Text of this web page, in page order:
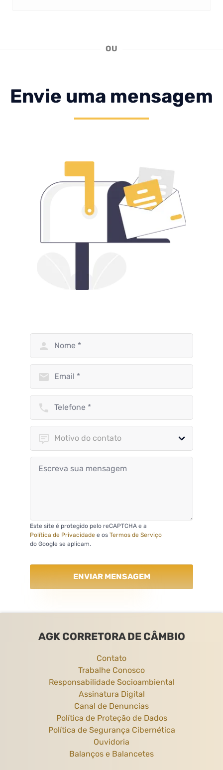
OU
Envie uma mensagem
Este site é protegido pelo reCAPTCHA e a
Política de Privacidade e os Termos de Serviço
do Google se aplicam.
ENVIAR MENSAGEM
AGK CORRETORA DE CÂMBIO
Contato
Trabalhe Conosco
Responsabilidade Socioambiental
Assinatura Digital
Canal de Denuncias
Política de Proteção de Dados
Política de Segurança Cibernética
Ouvidoria
Balanços e Balancetes